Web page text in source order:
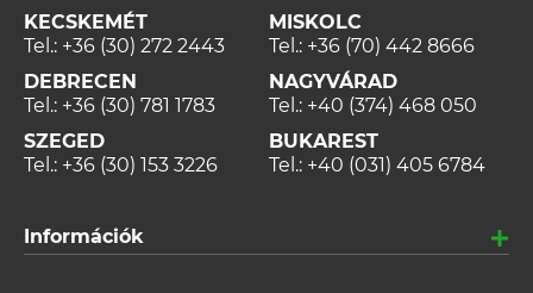
KECSKEMÉT
Tel.: +36 (30) 272 2443
DEBRECEN
Tel.: +36 (30) 781 1783
SZEGED
Tel.: +36 (30) 153 3226
MISKOLC
Tel.: +36 (70) 442 8666
NAGYVÁRAD
Tel.: +40 (374) 468 050
BUKAREST
Tel.: +40 (031) 405 6784
Információk